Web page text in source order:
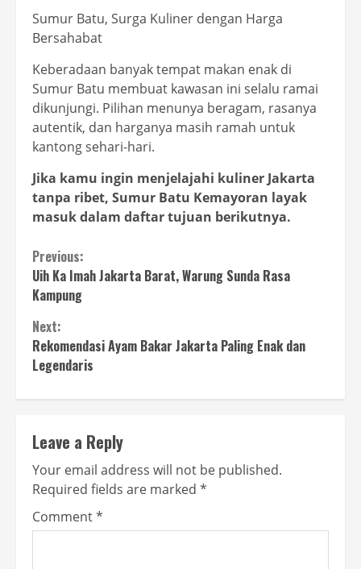
Sumur Batu, Surga Kuliner dengan Harga
Bersahabat
Keberadaan banyak tempat makan enak di
Sumur Batu membuat kawasan ini selalu ramai
dikunjungi. Pilihan menunya beragam, rasanya
autentik, dan harganya masih ramah untuk
kantong sehari-hari.
Jika kamu ingin menjelajahi kuliner Jakarta
tanpa ribet, Sumur Batu Kemayoran layak
masuk dalam daftar tujuan berikutnya.
Continue
Reading
Previous:
Uih Ka Imah Jakarta Barat, Warung Sunda Rasa
Kampung
Next:
Rekomendasi Ayam Bakar Jakarta Paling Enak dan
Legendaris
Leave a Reply
Your email address will not be published.
Required fields are marked *
Comment*